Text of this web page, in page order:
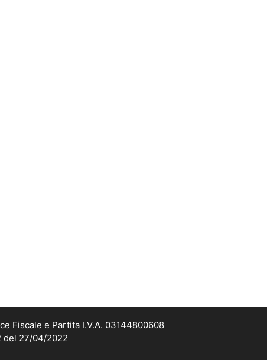
Fiscale e Partita I.V.A. 03144800608
del 27/04/2022